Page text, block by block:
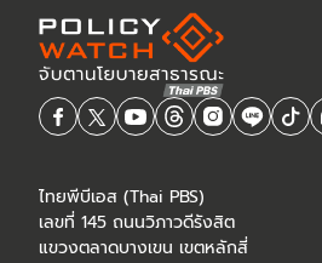
ไทยพีบีเอส (Thai PBS)
เลขที่ 145 ถนนวิภาวดีรังสิต
แขวงตลาดบางเขน เขตหลักสี่